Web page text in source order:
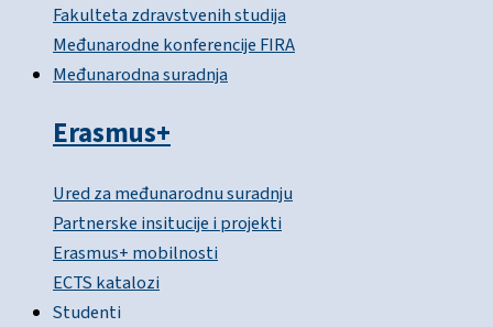
Fakulteta zdravstvenih studija
Međunarodne konferencije FIRA
Međunarodna suradnja
Erasmus+
Ured za međunarodnu suradnju
Partnerske insitucije i projekti
Erasmus+ mobilnosti
ECTS katalozi
Studenti